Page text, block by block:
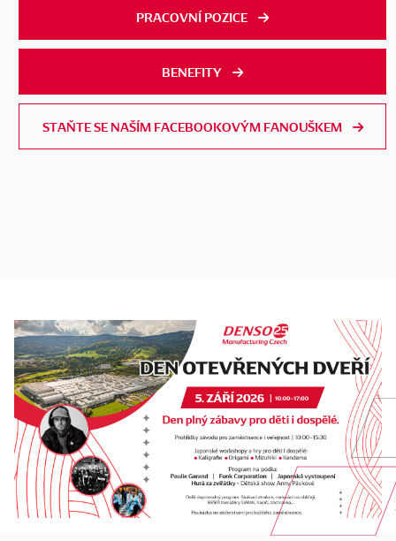
PRACOVNÍ POZICE
BENEFITY
STAŇTE SE NAŠÍM FACEBOOKOVÝM FANOUŠKEM